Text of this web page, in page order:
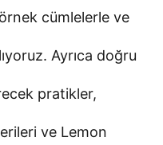
cümlelerle ve
Ayrıca doğru
pratikler,
ve Lemon